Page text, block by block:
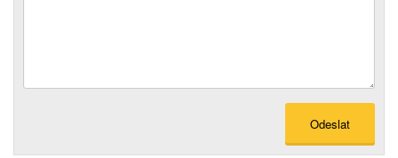
Odeslat